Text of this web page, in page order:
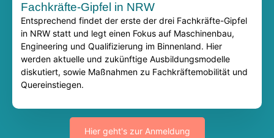
Fachkräfte-Gipfel in NRW​
Entsprechend findet der erste der drei Fachkräfte-Gipfel
in NRW statt und legt einen Fokus auf Maschinenbau,
Engineering und Qualifizierung im Binnenland. Hier
werden aktuelle und zukünftige Ausbildungsmodelle
diskutiert, sowie Maßnahmen zu Fachkräftemobilität und
Quereinstiegen.
Hier geht's zur Anmeldung